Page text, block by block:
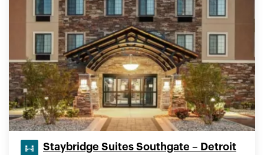
Staybridge Suites Southgate – Detroit